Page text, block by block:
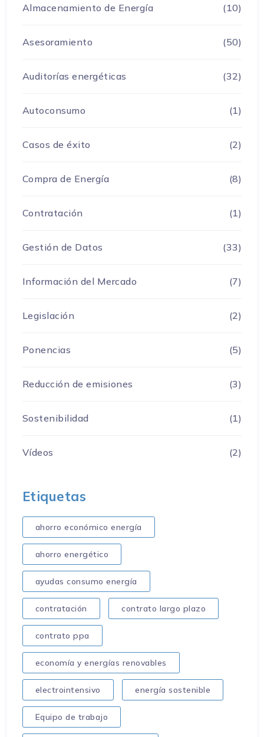
Almacenamiento de Energía (10)
Asesoramiento (50)
Auditorías energéticas (32)
Autoconsumo (1)
Casos de éxito (2)
Compra de Energía (8)
Contratación (1)
Gestión de Datos (33)
Información del Mercado (7)
Legislación (2)
Ponencias (5)
Reducción de emisiones (3)
Sostenibilidad (1)
Vídeos (2)
Etiquetas
ahorro económico energía
ahorro energético
ayudas consumo energía
contratación contrato largo plazo
contrato ppa
economía y energías renovables
electrointensivo energía sostenible
Equipo de trabajo